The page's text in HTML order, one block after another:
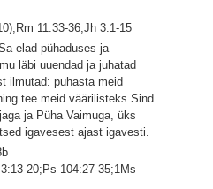
11:33-36;Jh 3:1-15
elad pühaduses ja
läbi uuendad ja juhatad
ilmutad: puhasta meid
tee meid väärilisteks Sind
ja Püha Vaimuga, üks
igavesest ajast igavesti.
20;Ps 104:27-35;1Ms